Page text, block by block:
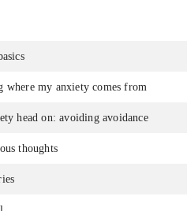
where my anxiety comes from
head on: avoiding avoidance
thoughts